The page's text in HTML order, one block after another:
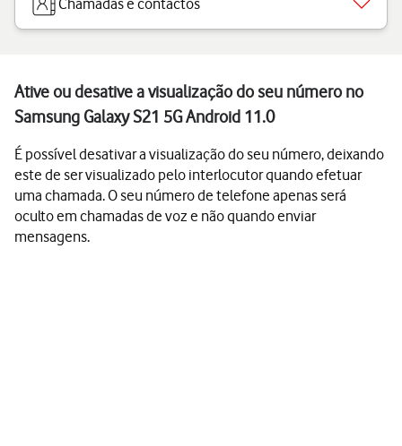
Chamadas e contactos
Ative ou desative a visualização do seu número no
Samsung Galaxy S21 5G Android 11.0
É possível desativar a visualização do seu número, deixando
este de ser visualizado pelo interlocutor quando efetuar
uma chamada. O seu número de telefone apenas será
oculto em chamadas de voz e não quando enviar
mensagens.